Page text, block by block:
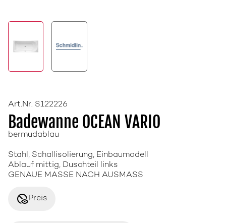
Art.Nr. S122226
Badewanne OCEAN VARIO
bermudablau
Stahl, Schallisolierung, Einbaumodell
Ablauf mittig, Duschteil links
GENAUE MASSE NACH AUSMASS
disabled_visiblePreis